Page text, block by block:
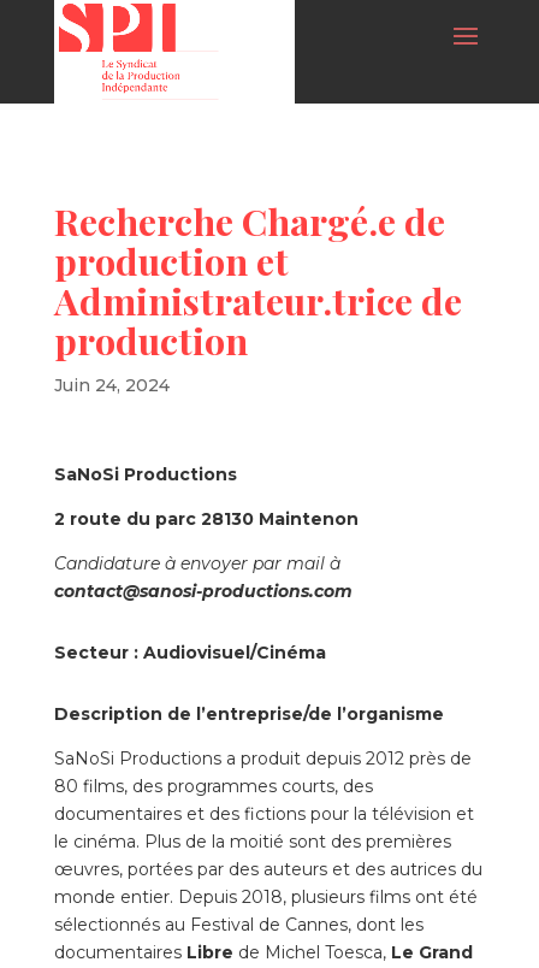
Recherche Chargé.e de
production et
Administrateur.trice de
production
Juin 24, 2024
SaNoSi Productions
2 route du parc 28130 Maintenon
Candidature à envoyer par mail à
contact@sanosi-productions.com
Secteur : Audiovisuel/Cinéma
Description de l’entreprise/de l’organisme
SaNoSi Productions a produit depuis 2012 près de
80 films, des programmes courts, des
documentaires et des fictions pour la télévision et
le cinéma. Plus de la moitié sont des premières
œuvres, portées par des auteurs et des autrices du
monde entier. Depuis 2018, plusieurs films ont été
sélectionnés au Festival de Cannes, dont les
documentaires Libre de Michel Toesca, Le Grand